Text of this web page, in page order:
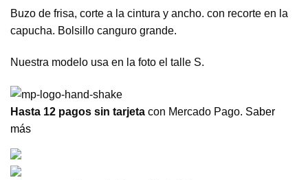
Buzo de frisa, corte a la cintura y ancho. con recorte en la
capucha. Bolsillo canguro grande.
Nuestra modelo usa en la foto el talle S.
Hasta 12 pagos sin tarjeta con Mercado Pago. Saber
más